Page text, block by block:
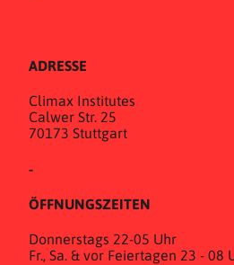
ADRESSE
Climax Institutes
Calwer Str. 25
70173 Stuttgart
-
ÖFFNUNGSZEITEN
Donnerstags 22-05 Uhr
Fr., Sa. & vor Feiertagen 23 - 08